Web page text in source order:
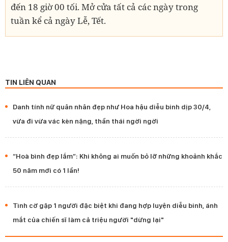
đến 18 giờ 00 tối. Mở cửa tất cả các ngày trong
tuần kể cả ngày Lễ, Tết.
TIN LIÊN QUAN
Danh tính nữ quân nhân đẹp như Hoa hậu diễu binh dịp 30/4,
vừa đi vừa vác kèn nặng, thần thái ngời ngời
“Hoà bình đẹp lắm”: Khi không ai muốn bỏ lỡ những khoảnh khắc
50 năm mới có 1 lần!
Tình cờ gặp 1 người đặc biệt khi đang hợp luyện diễu binh, ánh
mắt của chiến sĩ làm cả triệu người "dừng lại"